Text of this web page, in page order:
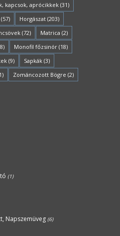
kapcsok, aprócikkek(31)
Horgászat(203)
(72) Matrica (2)
Monofil főzsinór(18)
(9) Sapkák(3)
Zománcozott Bögre (2)
(1)
Napszemüveg (6)